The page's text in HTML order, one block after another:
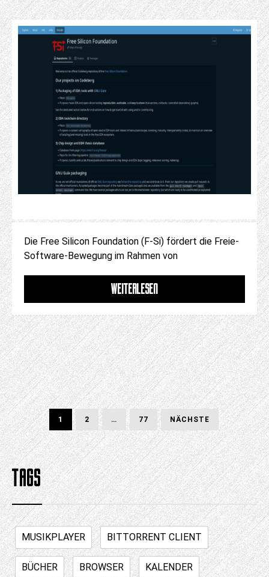
Die Free Silicon Foundation (F-Si) fördert die Freie-
Software-Bewegung im Rahmen von
WEITERLESEN
Paginierung
der
Beiträge
BUCHSEITE 1
BUCHSEITE 2 …
BUCHSEITE 77 NÄCHSTE
NÄCHSTE
SEITE
TAGS
MUSIKPLAYER BITTORRENT CLIENT
BÜCHER BROWSER KALENDER